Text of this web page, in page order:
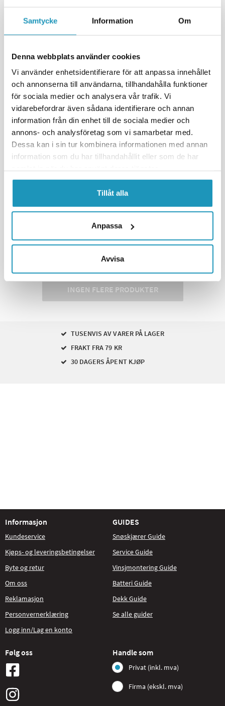
Samtycke Information Om
Denna webbplats använder cookies
Vi använder enhetsidentifierare för att anpassa innehållet
och annonserna till användarna, tillhandahålla funktioner
för sociala medier och analysera vår trafik. Vi
vidarebefordrar även sådana identifierare och annan
information från din enhet till de sociala medier och
annons- och analysföretag som vi samarbetar med.
Dessa kan i sin tur kombinera informationen med annan
information som du har tillhandahållit eller som de har
Tillåt alla
Anpassa
Avvisa
KOSO
KOSO Voltmåler Ultra Slim RØD
455 kr (inkl. mva)
HANDLEKURVEN
INGEN FLERE PRODUKTER
TUSENVIS AV VARER PÅ LAGER
FRAKT FRA 79 KR
30 DAGERS ÅPENT KJØP
Informasjon
Kundeservice
Kjøps- og leveringsbetingelser
Byte og retur
Om oss
Reklamasjon
Personvernerklæring
Logg inn/Lag en konto
GUIDES
Snøskjærer Guide
Service Guide
Vinsjmontering Guide
Batteri Guide
Dekk Guide
Se alle guider
Følg oss Handle som
Privat (inkl. mva)
Firma (ekskl. mva)